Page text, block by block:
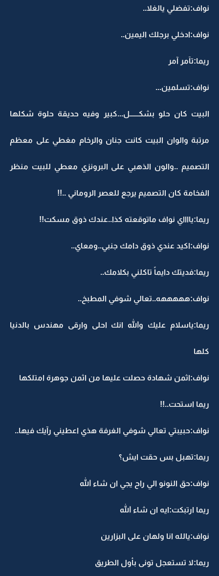
نواف:تفضلي يالغلا..
نواف:ادخلي برجلك اليمين..
ريما:تآمر آمر
نواف:تسلمين...
البيت كان حلو بشكــــــل...كبير وفيه حديقة حلوة شكلها
مرتبة والوان البيت كانت جنان والرخام مغطي على معظم
التصميم ..والون الذهبي على البرونزي معطي للبيت منظر
الفخامة كان التصميم يرجع للعصر الروماني ..!!
ريما:يااااي نواف ماتوقعته كذا..عندك ذوق مسكت!!
نواف:اكيد عندي ذوق دامك جنبي..ومعاي..
ريما:فديتك دايماً تاكلني بكلامك..
نواف:هههههه..تعالي شوفي المطبخ..
ريما:ياسلام عليك والله انك احلى وارقى مهندس بالدنيا
كلها
نواف:اثمن شهادة حصلت عليها من اثمن جوهرة امتلكها
ريما استحت..!!
نواف:حبيبتي تعالي شوفي الغرفة هذي اعطيني رآيك فيها..
ريما:تهبل بس حقت ايش؟
نواف:حق النونو الي راح يجي ان شاء الله
ريما ارتبكت:ايه ان شاء الله
نواف:يالله انا ولهان على البزارين
ريما:لا تستعجل تونى بأول الطريق